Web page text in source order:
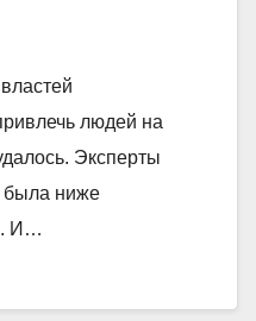
людей на
Эксперты
была ниже
И…